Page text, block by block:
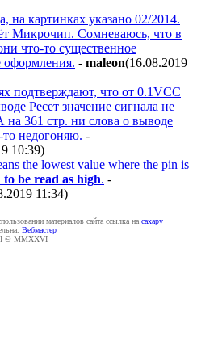
на картинках указано 02/2014.
Микрочип. Сомневаюсь, что в
что-то существенное
оформления. - maleon(16.08.2019
подтверждают, что от 0.1VCC
Ресет значение сигнала не
на 361 стр. ни слова о выводе
то недогоняю. -
10:39)
the lowest value where the pin is
be read as high. -
11:34)
материалов сайта ссылка на caxapу
Вебмастер
© MMXXVI